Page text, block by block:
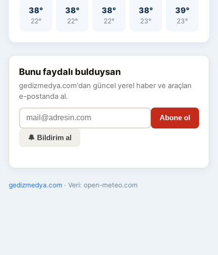
38°
22°
38°
22°
38°
22°
38°
23°
39°
23°
Bunu faydalı bulduysan
gedizmedya.com'dan güncel yerel haber ve araçları
e-postanda al.
Abone ol
🔔 Bildirim al
gedizmedya.com · Veri: open-meteo.com